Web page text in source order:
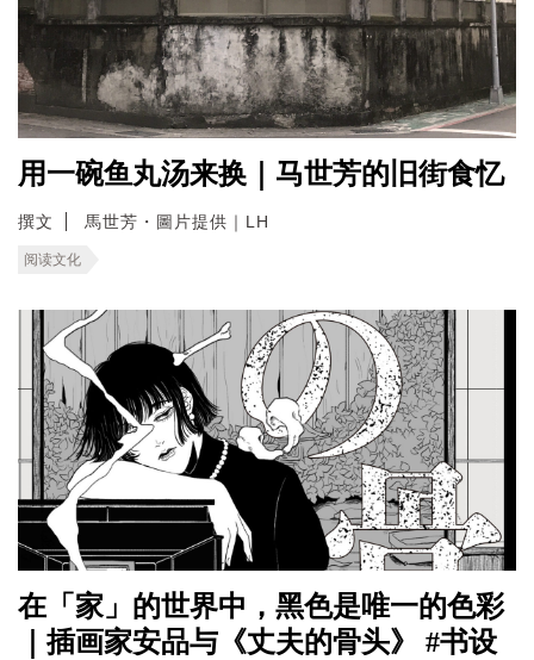
用一碗鱼丸汤来换｜马世芳的旧街食忆
撰文 馬世芳・圖片提供｜LH
阅读文化
在「家」的世界中，黑色是唯一的色彩
｜插画家安品与《丈夫的骨头》 #书设